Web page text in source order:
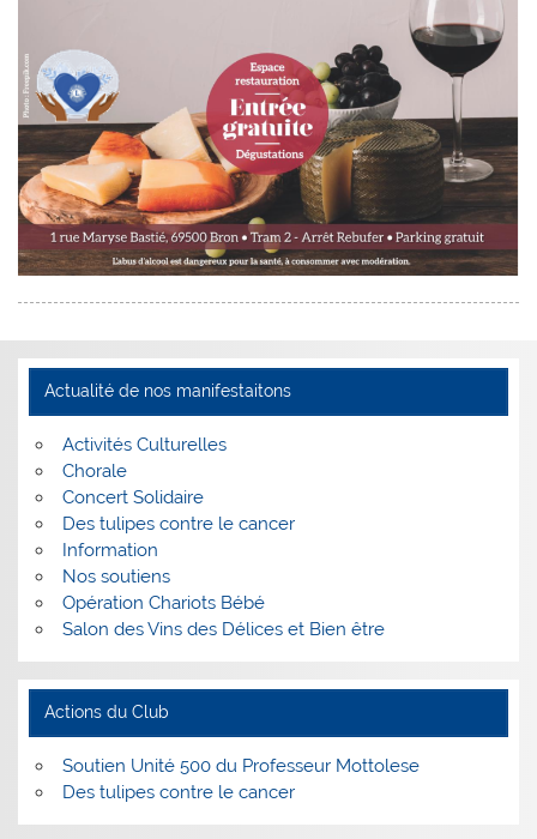
Actualité de nos manifestaitons
Activités Culturelles
Chorale
Concert Solidaire
Des tulipes contre le cancer
Information
Nos soutiens
Opération Chariots Bébé
Salon des Vins des Délices et Bien être
Actions du Club
Soutien Unité 500 du Professeur Mottolese
Des tulipes contre le cancer